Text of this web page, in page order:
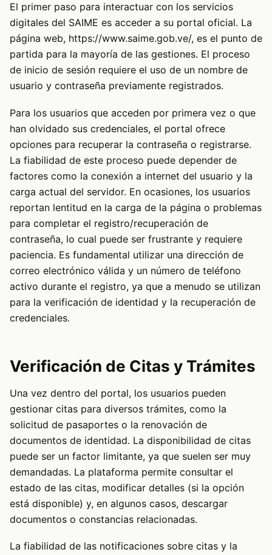
El primer paso para interactuar con los servicios
digitales del SAIME es acceder a su portal oficial. La
página web, https://www.saime.gob.ve/, es el punto de
partida para la mayoría de las gestiones. El proceso
de inicio de sesión requiere el uso de un nombre de
usuario y contraseña previamente registrados.
Para los usuarios que acceden por primera vez o que
han olvidado sus credenciales, el portal ofrece
opciones para recuperar la contraseña o registrarse.
La fiabilidad de este proceso puede depender de
factores como la conexión a internet del usuario y la
carga actual del servidor. En ocasiones, los usuarios
reportan lentitud en la carga de la página o problemas
para completar el registro/recuperación de
contraseña, lo cual puede ser frustrante y requiere
paciencia. Es fundamental utilizar una dirección de
correo electrónico válida y un número de teléfono
activo durante el registro, ya que a menudo se utilizan
para la verificación de identidad y la recuperación de
credenciales.
Verificación de Citas y Trámites
Una vez dentro del portal, los usuarios pueden
gestionar citas para diversos trámites, como la
solicitud de pasaportes o la renovación de
documentos de identidad. La disponibilidad de citas
puede ser un factor limitante, ya que suelen ser muy
demandadas. La plataforma permite consultar el
estado de las citas, modificar detalles (si la opción
está disponible) y, en algunos casos, descargar
documentos o constancias relacionadas.
La fiabilidad de las notificaciones sobre citas y la